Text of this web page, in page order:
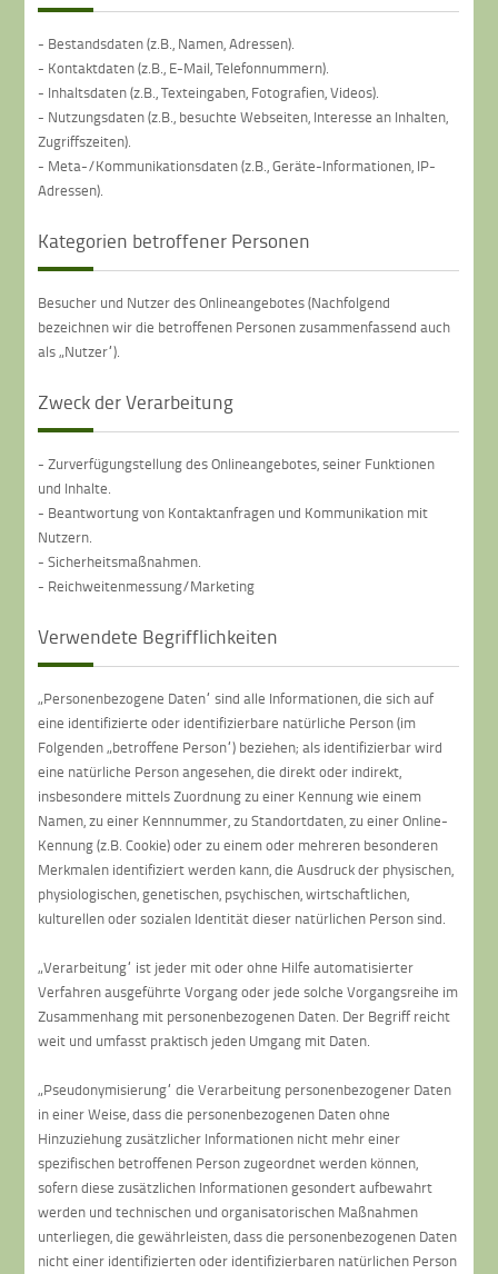
- Bestandsdaten (z.B., Namen, Adressen).
- Kontaktdaten (z.B., E-Mail, Telefonnummern).
- Inhaltsdaten (z.B., Texteingaben, Fotografien, Videos).
- Nutzungsdaten (z.B., besuchte Webseiten, Interesse an Inhalten,
Zugriffszeiten).
- Meta-/Kommunikationsdaten (z.B., Geräte-Informationen, IP-
Adressen).
Kategorien betroffener Personen
Besucher und Nutzer des Onlineangebotes (Nachfolgend
bezeichnen wir die betroffenen Personen zusammenfassend auch
als „Nutzer“).
Zweck der Verarbeitung
- Zurverfügungstellung des Onlineangebotes, seiner Funktionen
und Inhalte.
- Beantwortung von Kontaktanfragen und Kommunikation mit
Nutzern.
- Sicherheitsmaßnahmen.
- Reichweitenmessung/Marketing
Verwendete Begrifflichkeiten
„Personenbezogene Daten“ sind alle Informationen, die sich auf
eine identifizierte oder identifizierbare natürliche Person (im
Folgenden „betroffene Person“) beziehen; als identifizierbar wird
eine natürliche Person angesehen, die direkt oder indirekt,
insbesondere mittels Zuordnung zu einer Kennung wie einem
Namen, zu einer Kennnummer, zu Standortdaten, zu einer Online-
Kennung (z.B. Cookie) oder zu einem oder mehreren besonderen
Merkmalen identifiziert werden kann, die Ausdruck der physischen,
physiologischen, genetischen, psychischen, wirtschaftlichen,
kulturellen oder sozialen Identität dieser natürlichen Person sind.
„Verarbeitung“ ist jeder mit oder ohne Hilfe automatisierter
Verfahren ausgeführte Vorgang oder jede solche Vorgangsreihe im
Zusammenhang mit personenbezogenen Daten. Der Begriff reicht
weit und umfasst praktisch jeden Umgang mit Daten.
„Pseudonymisierung“ die Verarbeitung personenbezogener Daten
in einer Weise, dass die personenbezogenen Daten ohne
Hinzuziehung zusätzlicher Informationen nicht mehr einer
spezifischen betroffenen Person zugeordnet werden können,
sofern diese zusätzlichen Informationen gesondert aufbewahrt
werden und technischen und organisatorischen Maßnahmen
unterliegen, die gewährleisten, dass die personenbezogenen Daten
nicht einer identifizierten oder identifizierbaren natürlichen Person